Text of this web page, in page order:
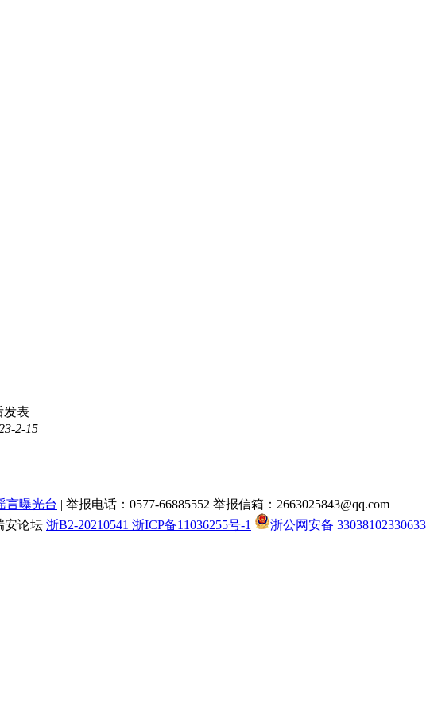
发表
2-15
言曝光台 | 举报电话：0577-66885552 举报信箱：2663025843@qq.com
安论坛 浙B2-20210541 浙ICP备11036255号-1 浙公网安备